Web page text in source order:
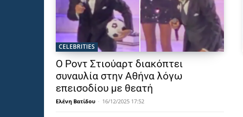
CELEBRITIES
Ο Ροντ Στιούαρτ διακόπτει
συναυλία στην Αθήνα λόγω
επεισοδίου με θεατή
Ελένη Βατίδου - 16/12/2025 17:52